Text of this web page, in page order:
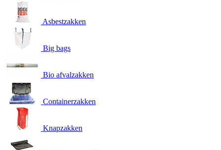
Asbestzakken
Big bags
Bio afvalzakken
Containerzakken
Knapzakken